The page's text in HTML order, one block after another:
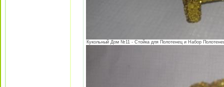
Кукольный Дом №11 - Стойка для Полотенец и Набор